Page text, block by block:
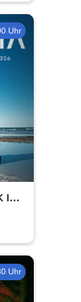
Uhr
IN
Uhr